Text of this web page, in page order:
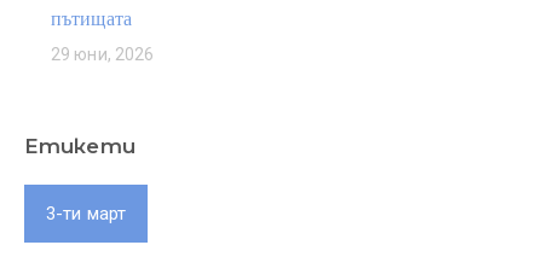
пътищата
29 юни, 2026
Етикети
3-ти март